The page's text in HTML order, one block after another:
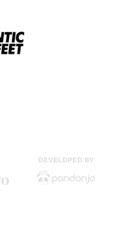
DEVELOPED BY